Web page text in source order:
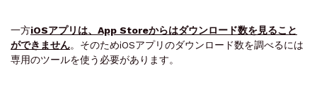
一方iOSアプリは、App Storeからはダウンロード数を見ること
ができません。そのためiOSアプリのダウンロード数を調べるには
専用のツールを使う必要があります。